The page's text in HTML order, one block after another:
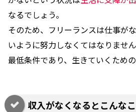
なるでしょう。
そのため、フリーランスは仕事が
いように努力しなくてはなりませ
最低条件であり、生きていくため
収入がなくなるとこんな